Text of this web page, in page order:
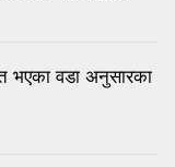
भएका वडा अनुसारका